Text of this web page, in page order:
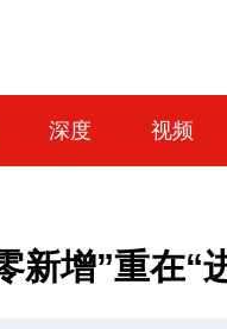
深度 视频
新增”重在“